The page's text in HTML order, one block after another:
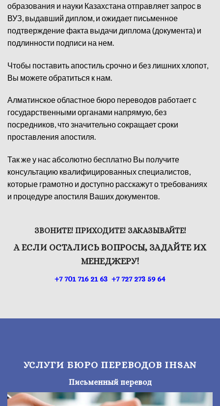
образования и науки Казахстана отправляет запрос в
ВУЗ, выдавший диплом, и ожидает письменное
подтверждение факта выдачи диплома (документа) и
подлинности подписи на нем.
Чтобы поставить апостиль срочно и без лишних хлопот,
Вы можете обратиться к нам.
Алматинское областное бюро переводов работает с
государственными органами напрямую, без
посредников, что значительно сокращает сроки
проставления апостиля.
Так же у нас абсолютно бесплатно Вы получите
консультацию квалифицированных специалистов,
которые грамотно и доступно расскажут о требованиях
и процедуре апостиля Ваших документов.
ЗВОНИТЕ! ПРИХОДИТЕ! ЗАКАЗЫВАЙТЕ!
А ЕСЛИ ОСТАЛИСЬ ВОПРОСЫ, ЗАДАЙТЕ ИХ
МЕНЕДЖЕРУ!
+7 701 716 21 63 +7 727 273 59 64
УСЛУГИ БЮРО ПЕРЕВОДОВ IHSAN
Письменный перевод